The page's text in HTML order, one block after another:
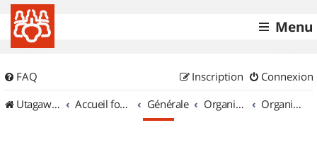
Menu
FAQ Connexion
Inscription
UtagawaVTT (Randos VTT et VTTAE avec traces GPS)
Accueil forum Générale Organisation de sorties & Recherche de partenaires Organisation de sorties en région Provence Alpes Côte d'Azur